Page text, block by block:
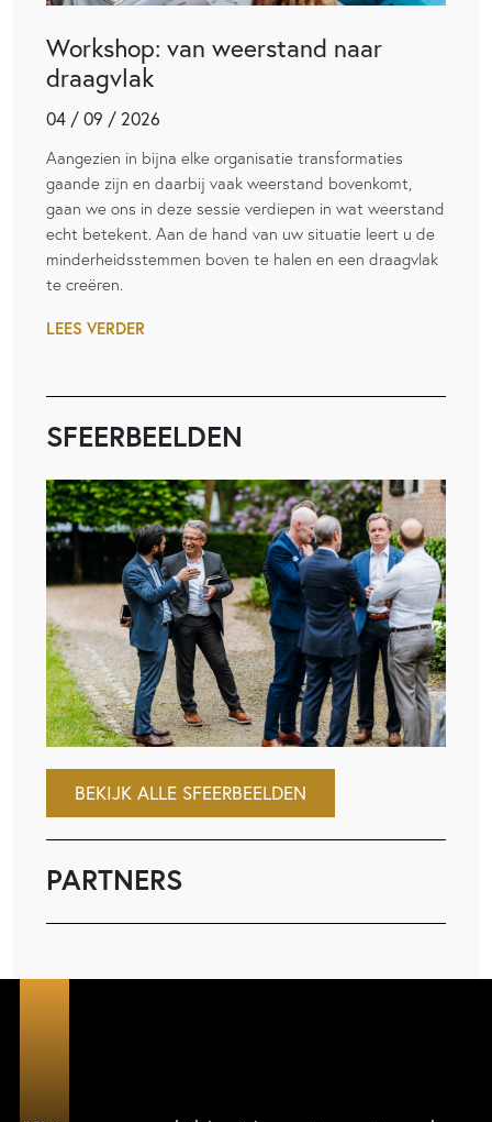
Workshop: van weerstand naar
draagvlak
04 / 09 / 2026
Aangezien in bijna elke organisatie transformaties
gaande zijn en daarbij vaak weerstand bovenkomt,
gaan we ons in deze sessie verdiepen in wat weerstand
echt betekent. Aan de hand van uw situatie leert u de
minderheidsstemmen boven te halen en een draagvlak
te creëren.
LEES VERDER
SFEERBEELDEN
BEKIJK ALLE SFEERBEELDEN
PARTNERS